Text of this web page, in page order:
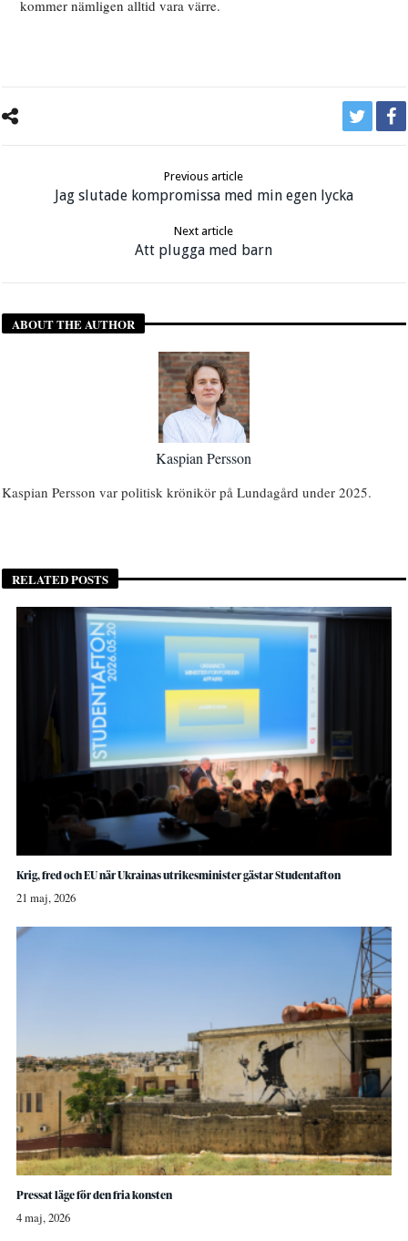
kommer nämligen alltid vara värre.
Previous article
Jag slutade kompromissa med min egen lycka
Next article
Att plugga med barn
ABOUT THE AUTHOR
Kaspian Persson
Kaspian Persson var politisk krönikör på Lundagård under 2025.
RELATED POSTS
Krig, fred och EU när Ukrainas utrikesminister gästar Studentafton
21 maj, 2026
Pressat läge för den fria konsten
4 maj, 2026